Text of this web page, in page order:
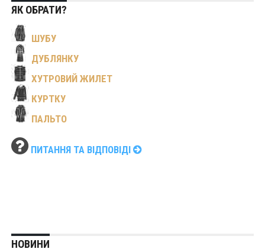
ЯК ОБРАТИ?
ШУБУ
ДУБЛЯНКУ
ХУТРОВИЙ ЖИЛЕТ
КУРТКУ
ПАЛЬТО
ПИТАННЯ ТА ВІДПОВІДІ
НОВИНИ